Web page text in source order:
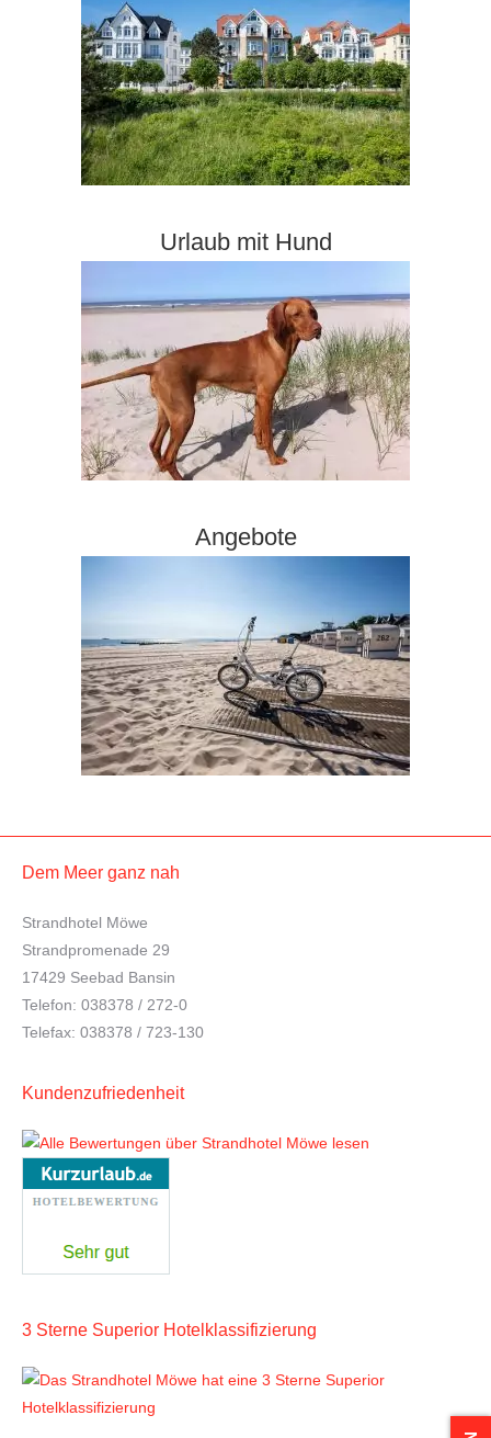
Urlaub mit Hund
Angebote
Dem Meer ganz nah
Strandhotel Möwe
Strandpromenade 29
17429 Seebad Bansin
Telefon: 038378 / 272-0
Telefax: 038378 / 723-130
Kundenzufriedenheit
3 Sterne Superior Hotelklassifizierung